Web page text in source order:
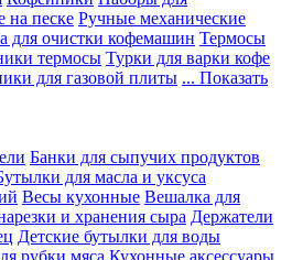
на песке Ручные механические
для очистки кофемашин Термосы
термосы Турки для варки кофе
для газовой плиты ... Показать
Банки для сыпучих продуктов
для масла и уксуса
Весы кухонные Вешалка для
и хранения сыра Держатели
Детские бутылки для воды
рубки мяса Кухонные аксессуары